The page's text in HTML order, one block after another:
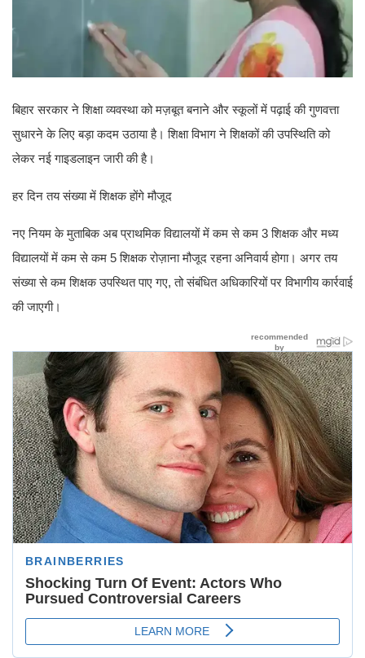
बिहार सरकार ने शिक्षा व्यवस्था को मज़बूत बनाने और स्कूलों में पढ़ाई की गुणवत्ता
सुधारने के लिए बड़ा कदम उठाया है। शिक्षा विभाग ने शिक्षकों की उपस्थिति को
लेकर नई गाइडलाइन जारी की है।
हर दिन तय संख्या में शिक्षक होंगे मौजूद
नए नियम के मुताबिक अब प्राथमिक विद्यालयों में कम से कम 3 शिक्षक और मध्य
विद्यालयों में कम से कम 5 शिक्षक रोज़ाना मौजूद रहना अनिवार्य होगा। अगर तय
संख्या से कम शिक्षक उपस्थित पाए गए, तो संबंधित अधिकारियों पर विभागीय कार्रवाई
की जाएगी।